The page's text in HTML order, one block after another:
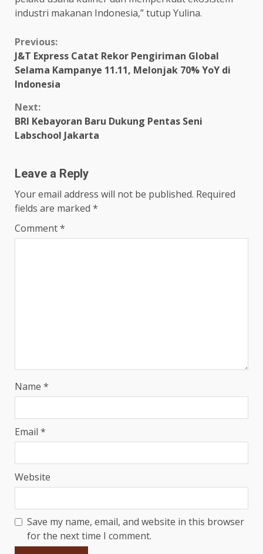
industri makanan Indonesia,” tutup Yulina.
Continue
Reading
Previous:
J&T Express Catat Rekor Pengiriman Global
Selama Kampanye 11.11, Melonjak 70% YoY di
Indonesia
Next:
BRI Kebayoran Baru Dukung Pentas Seni
Labschool Jakarta
Leave a Reply
Your email address will not be published. Required
fields are marked *
Comment*
Name *
Email *
Website
Save my name, email, and website in this browser
for the next time I comment.